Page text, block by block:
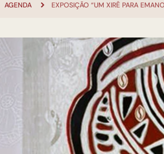
AGENDA EXPOSIÇÃO “UM XIRÊ PARA